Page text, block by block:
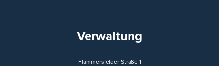
Verwaltung
Flammersfelder Straße 1